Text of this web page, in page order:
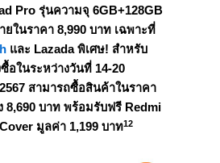
Pro รุ่นความจุ 6GB+128GB
ยในราคา 8,990 บาท เฉพาะที่
และ Lazada พิเศษ! สำหรับ
อในระหว่างวันที่ 14-20
สามารถซื้อสินค้าในราคา
8,690 บาท พร้อมรับฟรี Redmi
มูลค่า 1,199 บาท12